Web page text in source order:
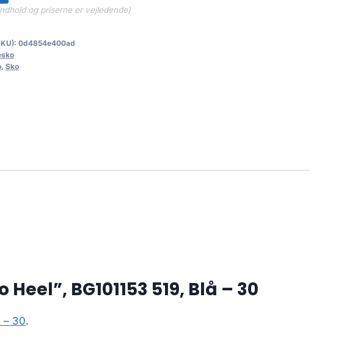
og priserne er vejledende)
0d4854e400ad
, Sko
BG101153 519, Blå – 30
– 30.